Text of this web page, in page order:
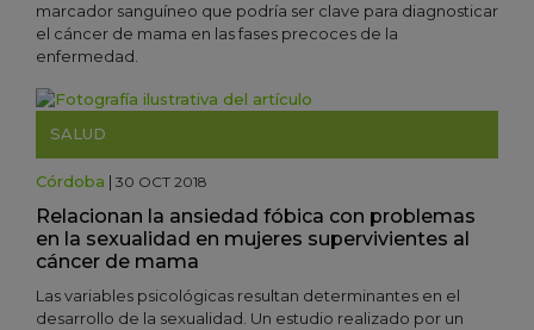
marcador sanguíneo que podría ser clave para diagnosticar
el cáncer de mama en las fases precoces de la
enfermedad.
SALUD
Córdoba | 30 OCT 2018
Relacionan la ansiedad fóbica con problemas
en la sexualidad en mujeres supervivientes al
cáncer de mama
Las variables psicológicas resultan determinantes en el
desarrollo de la sexualidad. Un estudio realizado por un